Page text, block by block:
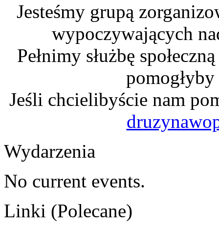
Jesteśmy grupą
wypoczywających
Pełnimy służbę
Jeśli chcielibyście nam
Wydarzenia
No current events.
Linki (Polecane)